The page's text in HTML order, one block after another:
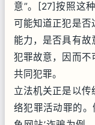
意”。[27]按照这
可能知道正犯是否
能力，是否具有故
犯罪故意，因而不
共同犯罪。
立法机关正是以传
络犯罪活动罪的。